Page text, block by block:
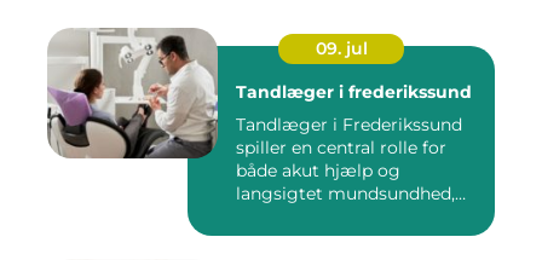
09. jul
Tandlæger i frederikssund
Tandlæger i Frederikssund
spiller en central rolle for
både akut hjælp og
langsigtet mundsundhed,